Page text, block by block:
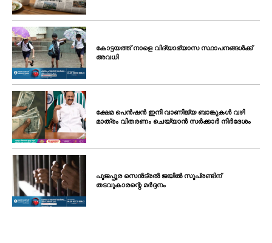
കോട്ടയത്ത് നാളെ വിദ്യാഭ്യാസ സ്ഥാപനങ്ങൾക്ക്
അവധി
ക്ഷേമ പെൻഷൻ ഇനി വാണിജ്യ ബാങ്കുകൾ വഴി
മാത്രം വിതരണം ചെയ്യാൻ സർക്കാർ നിർദേശം
പൂജപ്പുര സെൻട്രൽ ജയിൽ സൂപ്രണ്ടിന്
തടവുകാരന്റെ മർദ്ദനം